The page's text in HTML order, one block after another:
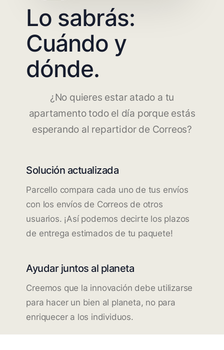
Lo sabrás:
Cuándo y
dónde.
¿No quieres estar atado a tu
apartamento todo el día porque estás
esperando al repartidor de Correos?
Solución actualizada
Parcello compara cada uno de tus envíos
con los envíos de Correos de otros
usuarios. ¡Así podemos decirte los plazos
de entrega estimados de tu paquete!
Ayudar juntos al planeta
Creemos que la innovación debe utilizarse
para hacer un bien al planeta, no para
enriquecer a los individuos.